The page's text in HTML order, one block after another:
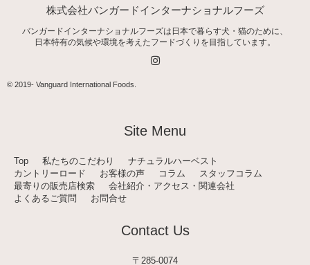
株式会社バンガードインターナショナルフーズ
バンガードインターナショナルフーズは日本で暮らす犬・猫のために、
日本特有の気候や環境を考えたフードづくりを目指しています。
I
n
a
m
© 2019- Vanguard International Foods
Site Menu
Top 私たちのこだわり
ナチュラルハーベスト
カントリーロード
お客様の声 コラム
スタッフコラム
最寄りの販売店検索
会社紹介・アクセス・関連会社
よくあるご質問
お問合せ
Contact Us
〒285-0074